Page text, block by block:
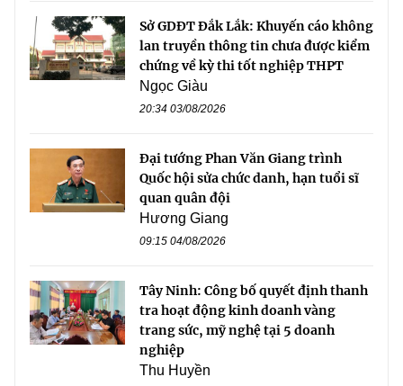
Sở GDĐT Đắk Lắk: Khuyến cáo không
lan truyền thông tin chưa được kiểm
chứng về kỳ thi tốt nghiệp THPT
Ngọc Giàu
20:34 03/08/2026
Đại tướng Phan Văn Giang trình
Quốc hội sửa chức danh, hạn tuổi sĩ
quan quân đội
Hương Giang
09:15 04/08/2026
Tây Ninh: Công bố quyết định thanh
tra hoạt động kinh doanh vàng
trang sức, mỹ nghệ tại 5 doanh
nghiệp
Thu Huyền